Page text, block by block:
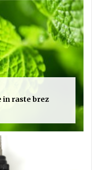
in raste brez